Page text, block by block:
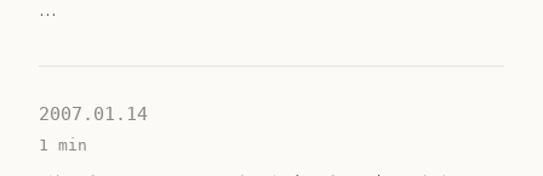
…
2007.01.14
1 min